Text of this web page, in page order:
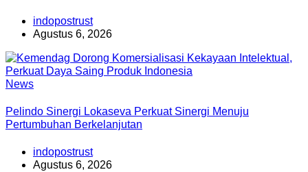
indopostrust
Agustus 6, 2026
News
Pelindo Sinergi Lokaseva Perkuat Sinergi Menuju
Pertumbuhan Berkelanjutan
indopostrust
Agustus 6, 2026